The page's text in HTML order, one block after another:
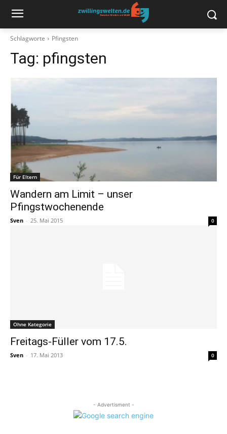
Schlagworte Pfingsten
Tag: pfingsten
Für Eltern
Wandern am Limit – unser
Pfingstwochenende
Sven - 25. Mai 2015 0
Ohne Kategorie
Freitags-Füller vom 17.5.
Sven - 17. Mai 2013 0
- Advertisment -